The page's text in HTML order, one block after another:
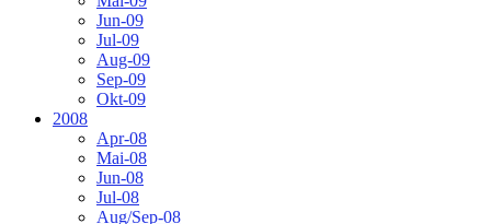
Jun-09
Jul-09
Aug-09
Sep-09
Okt-09
2008
Apr-08
Mai-08
Jun-08
Jul-08
Aug/Sep-08